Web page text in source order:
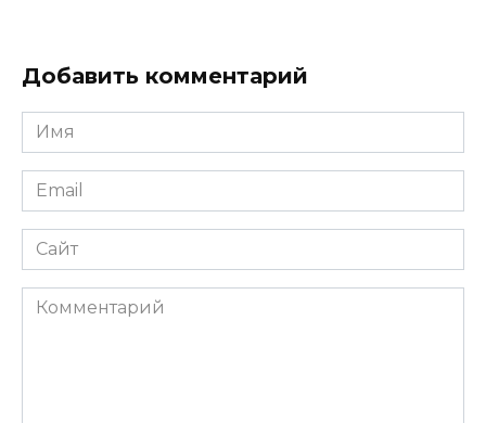
Добавить комментарий
Имя
*
Email
*
Сайт
Комментарий